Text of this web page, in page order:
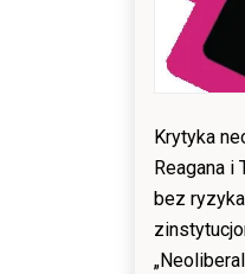
Krytyka
Reagana i
bez